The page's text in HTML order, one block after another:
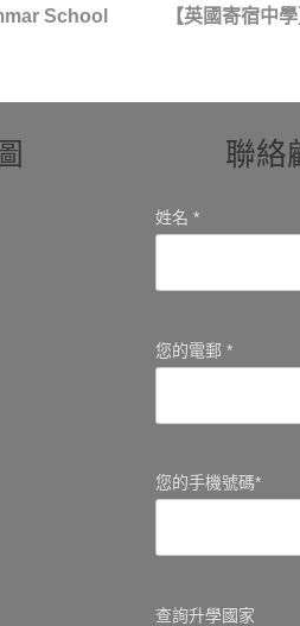
School
【英國寄宿中
聯絡
姓名 *
您的電郵 *
您的手機號碼*
查詢升學國家